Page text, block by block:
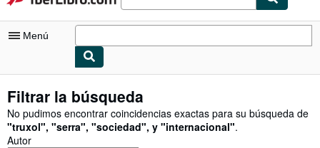
Menú
Consultar mis pedidos
Cerrar sesión
Filtrar la búsqueda
No pudimos encontrar coincidencias exactas para su búsqueda de
"truxol", "serra", "sociedad", y "internacional".
Autor